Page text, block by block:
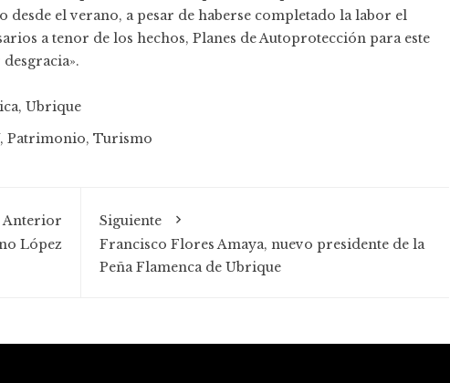
el verano, a pesar de haberse completado la labor el
a tenor de los hechos, Planes de Autoprotección para este
, Ubrique
, Patrimonio, Turismo
Anterior
López
Siguiente
Francisco Flores Amaya, nuevo presidente de la
Peña Flamenca de Ubrique